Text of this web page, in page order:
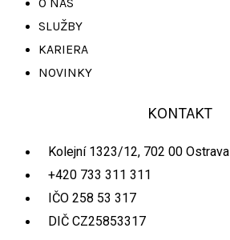
SLUŽBY
KARIERA
NOVINKY
KONTAKT
Kolejní 1323/12, 702 00 Ostrava
+420 733 311 311
IČO 258 53 317
DIČ CZ25853317